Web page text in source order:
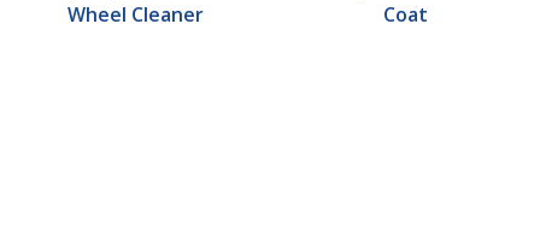
Wheel Cleaner
Coat